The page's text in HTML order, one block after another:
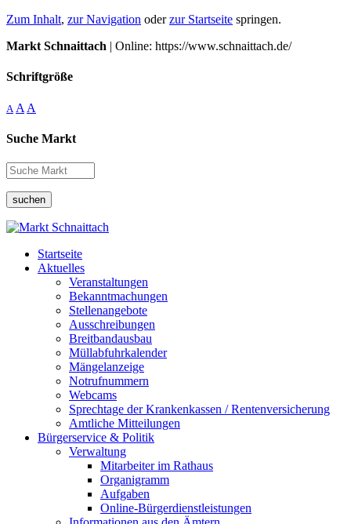
Zum Inhalt, zur Navigation oderzur Startseite springen.
Markt Schnaittach | Online: https://www.schnaittach.de/
Schriftgröße
A A A
Suche Markt
suchen
Startseite
Aktuelles
Veranstaltungen
Bekanntmachungen
Stellenangebote
Ausschreibungen
Breitbandausbau
Müllabfuhrkalender
Mängelanzeige
Notrufnummern
Webcams
Sprechtage der Krankenkassen / Rentenversicherung
Amtliche Mitteilungen
Bürgerservice & Politik
Verwaltung
Mitarbeiter im Rathaus
Organigramm
Aufgaben
Online-Bürgerdienstleistungen